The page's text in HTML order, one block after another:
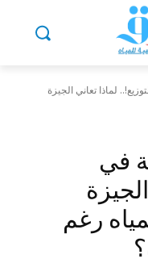
لماذا تعاني الجيزة
في
رغم